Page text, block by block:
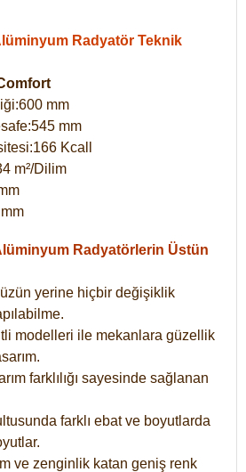
Radyatör Teknik
mm
mm
Kcall
m²/Dilim
Radyatörlerin Üstün
yerine hiçbir değişiklik
modelleri ile mekanlara güzellik
farklılığı sayesinde sağlanan
farklı ebat ve boyutlarda
ve zenginlik katan geniş renk